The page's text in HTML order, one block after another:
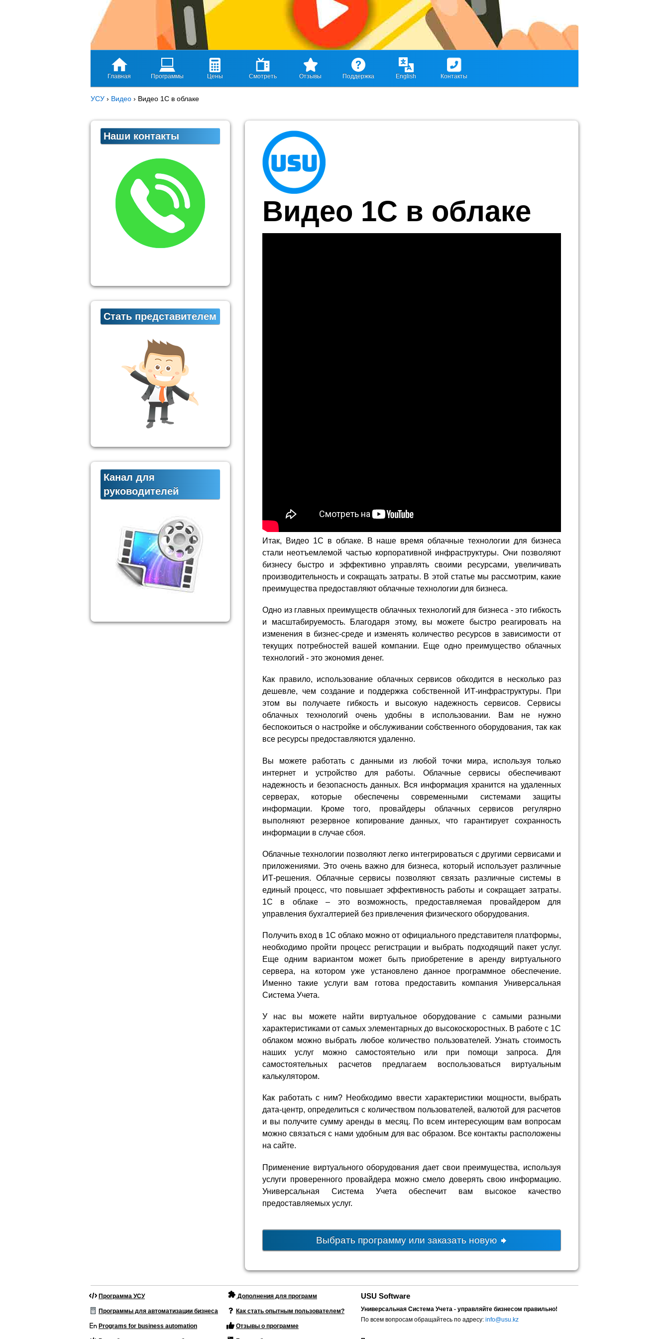
Главная Программы Цены Смотреть Отзывы Поддержка English Контакты
УСУ › Видео › Видео 1С в облаке
Видео 1С в облаке
Итак, Видео 1С в облаке. В наше время облачные технологии для бизнеса
стали неотъемлемой частью корпоративной инфраструктуры. Они позволяют
бизнесу быстро и эффективно управлять своими ресурсами, увеличивать
производительность и сокращать затраты. В этой статье мы рассмотрим, какие
преимущества предоставляют облачные технологии для бизнеса.
Одно из главных преимуществ облачных технологий для бизнеса - это гибкость
и масштабируемость. Благодаря этому, вы можете быстро реагировать на
изменения в бизнес-среде и изменять количество ресурсов в зависимости от
текущих потребностей вашей компании. Еще одно преимущество облачных
технологий - это экономия денег.
Как правило, использование облачных сервисов обходится в несколько раз
дешевле, чем создание и поддержка собственной ИТ-инфраструктуры. При
этом вы получаете гибкость и высокую надежность сервисов. Сервисы
облачных технологий очень удобны в использовании. Вам не нужно
беспокоиться о настройке и обслуживании собственного оборудования, так как
все ресурсы предоставляются удаленно.
Вы можете работать с данными из любой точки мира, используя только
интернет и устройство для работы. Облачные сервисы обеспечивают
надежность и безопасность данных. Вся информация хранится на удаленных
серверах, которые обеспечены современными системами защиты
информации. Кроме того, провайдеры облачных сервисов регулярно
выполняют резервное копирование данных, что гарантирует сохранность
информации в случае сбоя.
Облачные технологии позволяют легко интегрироваться с другими сервисами и
приложениями. Это очень важно для бизнеса, который использует различные
ИТ-решения. Облачные сервисы позволяют связать различные системы в
единый процесс, что повышает эффективность работы и сокращает затраты.
1С в облаке – это возможность, предоставляемая провайдером для
управления бухгалтерией без привлечения физического оборудования.
Получить вход в 1С облако можно от официального представителя платформы,
необходимо пройти процесс регистрации и выбрать подходящий пакет услуг.
Еще одним вариантом может быть приобретение в аренду виртуального
сервера, на котором уже установлено данное программное обеспечение.
Именно такие услуги вам готова предоставить компания Универсальная
Система Учета.
У нас вы можете найти виртуальное оборудование с самыми разными
характеристиками от самых элементарных до высокоскоростных. В работе с 1С
облаком можно выбрать любое количество пользователей. Узнать стоимость
наших услуг можно самостоятельно или при помощи запроса. Для
самостоятельных расчетов предлагаем воспользоваться виртуальным
калькулятором.
Как работать с ним? Необходимо ввести характеристики мощности, выбрать
дата-центр, определиться с количеством пользователей, валютой для расчетов
и вы получите сумму аренды в месяц. По всем интересующим вам вопросам
можно связаться с нами удобным для вас образом. Все контакты расположены
на сайте.
Применение виртуального оборудования дает свои преимущества, используя
услуги проверенного провайдера можно смело доверять свою информацию.
Универсальная Система Учета обеспечит вам высокое качество
предоставляемых услуг.
Выбрать программу или заказать новую
Наши контакты
Стать представителем
Канал для
руководителей
Программа УСУ
Программы для автоматизации бизнеса
Programs for business automation
Дополнения для программ
Как стать опытным пользователем?
Отзывы о программе
USU Software
Универсальная Система Учета - управляйте бизнесом правильно!
По всем вопросам обращайтесь по адресу: info@usu.kz